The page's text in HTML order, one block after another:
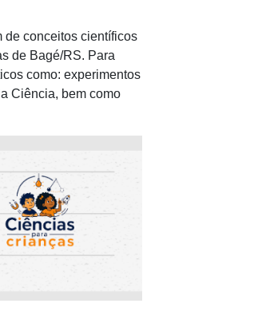
de conceitos científicos
de Bagé/RS. Para
como: experimentos
Ciência, bem como